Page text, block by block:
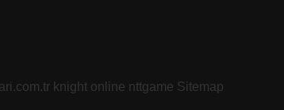
knight online nttgame Sitemap